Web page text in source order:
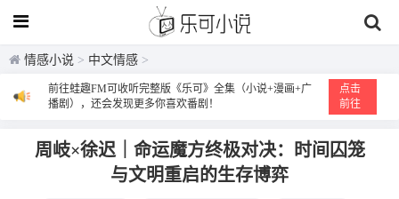
情感小说 > 中文情感 >
前往蛙趣FM可收听完整版《乐可》全集（小说+漫画+广
播剧），还会发现更多你喜欢番剧！
点击
前往
周岐×徐迟｜命运魔方终极对决：时间囚笼
与文明重启的生存博弈